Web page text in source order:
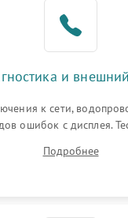
и
к сети,
ошибок с дисплея.
шумов, протечек
модуля
Подробнее